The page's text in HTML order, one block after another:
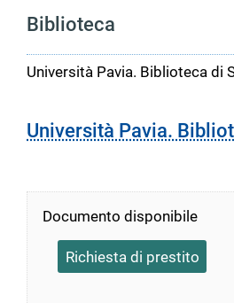
Biblioteca
Università Pavia. Biblioteca di
Università Pavia.
Documento disponibile
Richiesta di prestito